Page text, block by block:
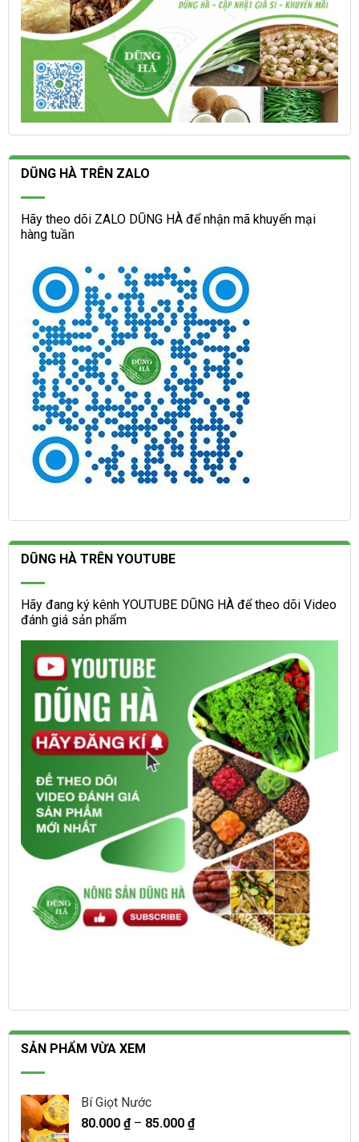
DŨNG HÀ TRÊN ZALO
Hãy theo dõi ZALO DŨNG HÀ để nhận mã khuyến mại
hàng tuần
DŨNG HÀ TRÊN YOUTUBE
Hãy đang ký kênh YOUTUBE DŨNG HÀ để theo dõi Video
đánh giá sản phẩm
SẢN PHẨM VỪA XEM
Bí Giọt Nước
80.000 ₫– 85.000 ₫